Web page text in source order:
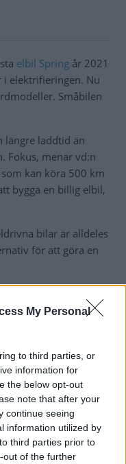
My Personal
to third parties, or
information for
the below opt-out
note that after your
continue seeing
information utilized by
third parties prior to
out of the further
elbil Spring år 2021
i elektrifieringen. Nu
Småbilen
längre laddtid än
Fokus, menar vd:n
kan köra 500 km
bygga en billig elbil,
bilar är alldeles
för att göra en
De är kritiserade
men det är billiga,
till de mer
är att natrium
prestandan på
alla framtida